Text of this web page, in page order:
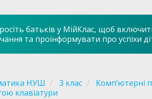
батьків у МійКлас, щоб
та проінформувати про успіхи
НУШ 3 клас Комп’ютерні
клавіатури